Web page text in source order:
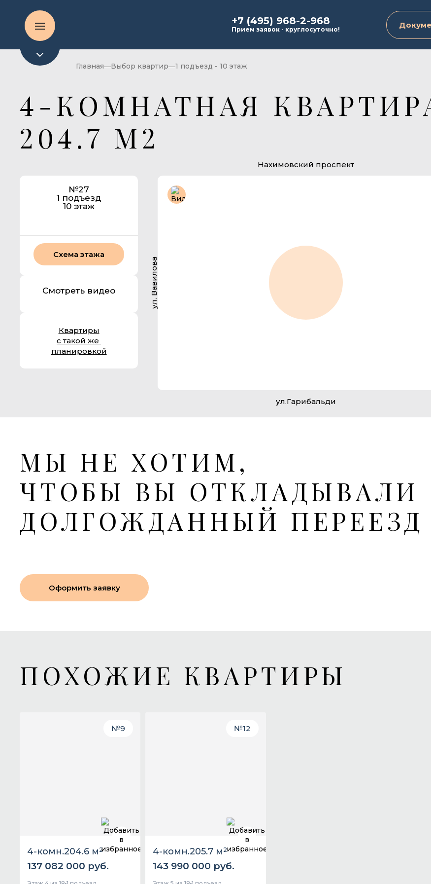
+7 (495) 968-2-968
Прием заявок - круглосуточно!
Главная Выбор квартир 1 подъезд - 10 этаж
4-КОМНАТНАЯ
204.7 М2
№27
1 подъезд
10 этаж
Схема этажа
Смотреть видео
Квартиры
с такой же
планировкой
ул. Вавилова
Нахимовский проспект
ул.Гарибальди
МЫ НЕ ХОТИМ,
ЧТОБЫ ВЫ ОТКЛАДЫВАЛИ
ДОЛГОЖДАННЫЙ ПЕРЕЕЗД
Оформить заявку
ПОХОЖИЕ КВАРТИРЫ
№9
4-комн.204.6 м 2
137 082 000 руб.
№12
4-комн.205.7 м 2
143 990 000 руб.